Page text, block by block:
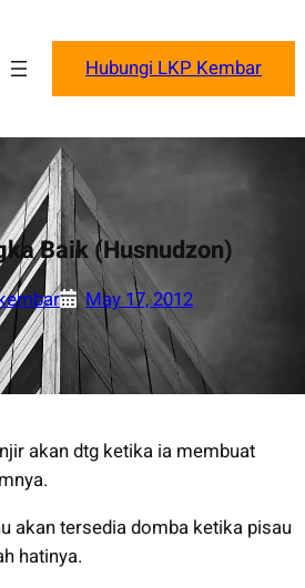
Hubungi LKP Kembar
Baik (Husnudzon)
May 17, 2012
akan dtg ketika ia membuat
akan tersedia domba ketika pisau
hatinya.